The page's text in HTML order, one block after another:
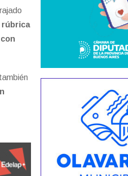
rúbrica